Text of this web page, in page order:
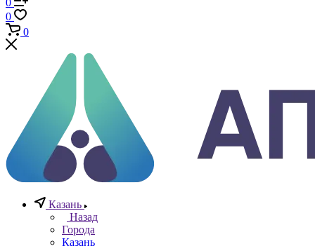
Телефоны
+7 (812) 640-40-13
8 800 777 20 78
+7 965 786 38 77
Заказать звонок
0